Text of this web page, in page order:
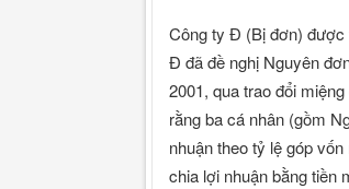
Công ty Đ (Bị đơn) được
Đ đã đề nghị Nguyên
2001, qua trao đổi
rằng ba cá nhân (gồm
nhuận theo tỷ lệ góp
chia lợi nhuận bằng tiền